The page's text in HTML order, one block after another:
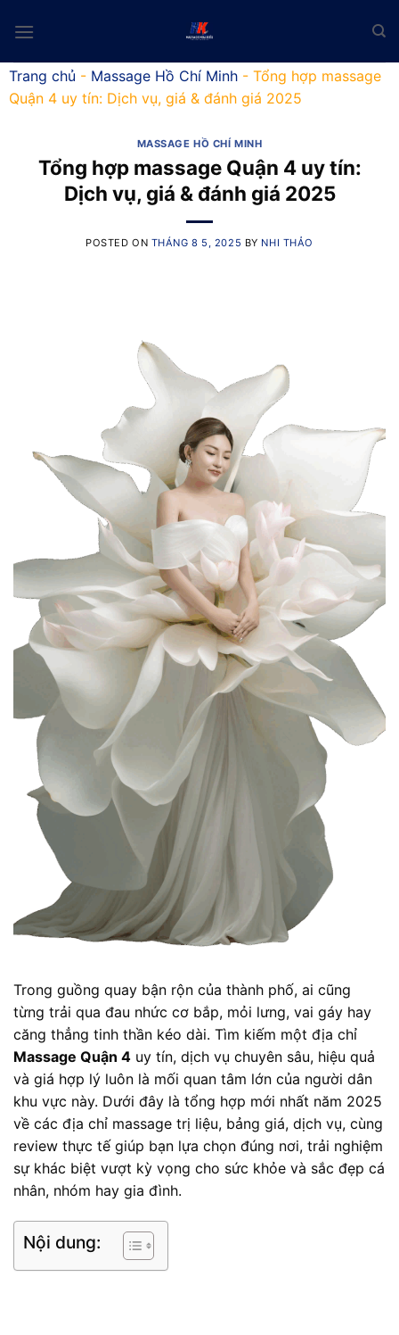
Trang chủ - Massage Hồ Chí Minh - Tổng hợp massage
Quận 4 uy tín: Dịch vụ, giá & đánh giá 2025
MASSAGE HỒ CHÍ MINH
Tổng hợp massage Quận 4 uy tín:
Dịch vụ, giá & đánh giá 2025
POSTED ON THÁNG 8 5, 2025 BY NHI THẢO
Trong guồng quay bận rộn của thành phố, ai cũng
từng trải qua đau nhức cơ bắp, mỏi lưng, vai gáy hay
căng thẳng tinh thần kéo dài. Tìm kiếm một địa chỉ
Massage Quận 4 uy tín, dịch vụ chuyên sâu, hiệu quả
và giá hợp lý luôn là mối quan tâm lớn của người dân
khu vực này. Dưới đây là tổng hợp mới nhất năm 2025
về các địa chỉ massage trị liệu, bảng giá, dịch vụ, cùng
review thực tế giúp bạn lựa chọn đúng nơi, trải nghiệm
sự khác biệt vượt kỳ vọng cho sức khỏe và sắc đẹp cá
nhân, nhóm hay gia đình.
Nội dung: